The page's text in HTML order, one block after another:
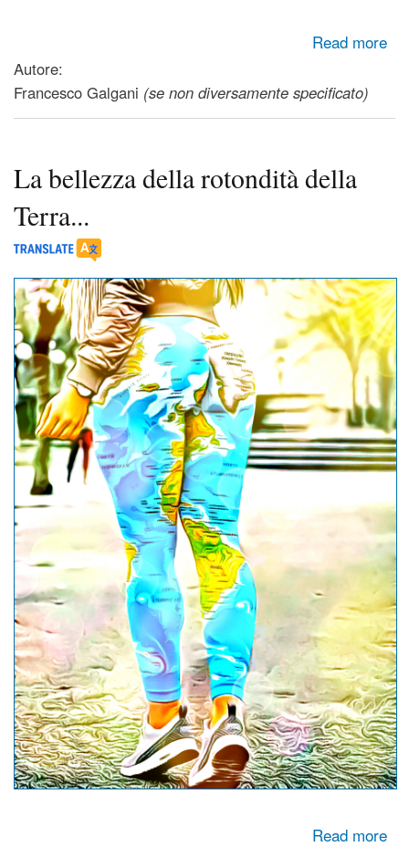
Read more
Autore:
Francesco Galgani (se non diversamente specificato)
La bellezza della rotondità della
Terra...
Read more